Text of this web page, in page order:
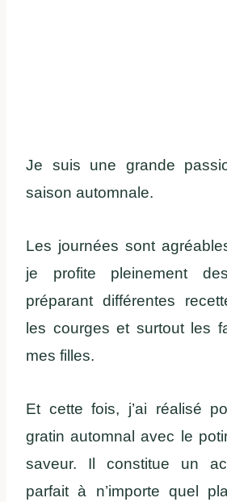
Je suis une grande
saison automnale.
Les journées sont
je profite pleinement
préparant différentes
les courges et surtout les
mes filles.
Et cette fois, j’ai réalisé
gratin automnal avec le
saveur. Il constitue un
parfait à n’importe quel